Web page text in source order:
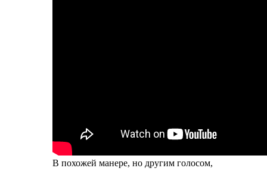
В похожей манере, но другим голосом,